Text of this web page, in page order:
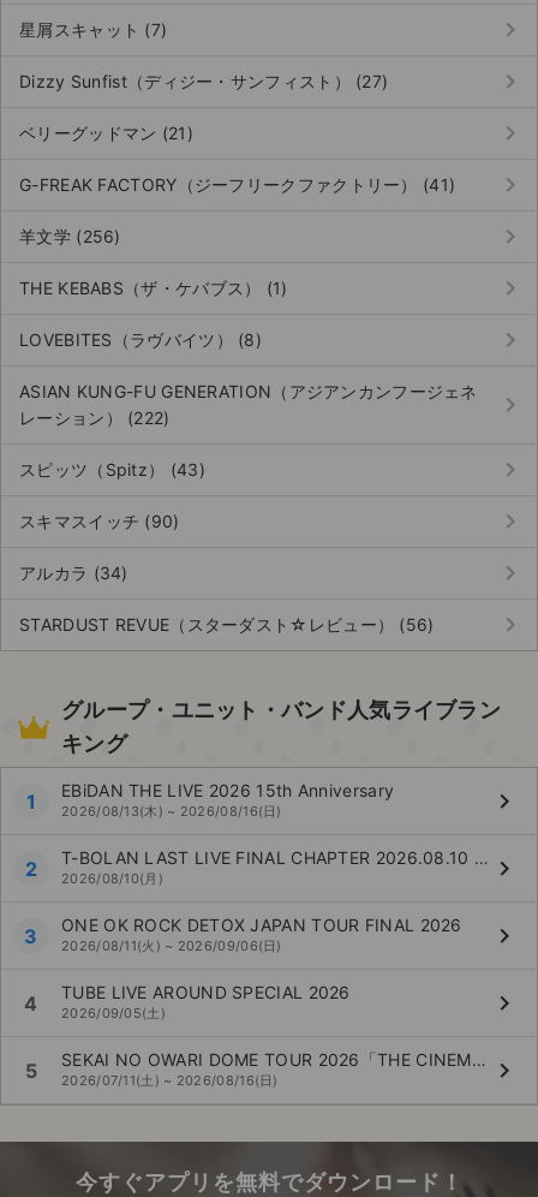
星屑スキャット (7) keyboard_arrow_right
Dizzy Sunfist（ディジー・サンフィスト） (27) keyboard_arrow_right
ベリーグッドマン (21) keyboard_arrow_right
G-FREAK FACTORY（ジーフリークファクトリー） (41) keyboard_arrow_right
羊文学 (256) keyboard_arrow_right
THE KEBABS（ザ・ケバブス） (1) keyboard_arrow_right
LOVEBITES（ラヴバイツ） (8) keyboard_arrow_right
ASIAN KUNG-FU GENERATION（アジアンカンフージェネ
レーション） (222)
keyboard_arrow_right
スピッツ（Spitz） (43) keyboard_arrow_right
スキマスイッチ (90) keyboard_arrow_right
アルカラ (34) keyboard_arrow_right
STARDUST REVUE（スターダスト☆レビュー） (56) keyboard_arrow_right
グループ・ユニット・バンド人気ライブラン
キング
1 EBiDAN THE LIVE 2026 15th Anniversary
2026/08/13(木) ~ 2026/08/16(日) keyboard_arrow_right
2 T-BOLAN LAST LIVE FINAL CHAPTER 2026.08.10 NIPPON BUDOKAN This Journey Never Ends
2026/08/10(月) keyboard_arrow_right
3 ONE OK ROCK DETOX JAPAN TOUR FINAL 2026
2026/08/11(火) ~ 2026/09/06(日) keyboard_arrow_right
4 TUBE LIVE AROUND SPECIAL 2026
2026/09/05(土) keyboard_arrow_right
5 SEKAI NO OWARI DOME TOUR 2026「THE CINEMA」
2026/07/11(土) ~ 2026/08/16(日) keyboard_arrow_right
今すぐアプリを無料でダウンロード！